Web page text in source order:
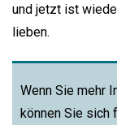
und jetzt ist
lieben.
Wenn Sie mehr
können Sie sich